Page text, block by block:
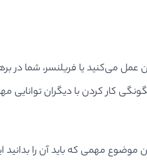
عمل می‌کنید یا فریلنسر، شما
کار کردن با دیگران توانایی
مهمی که باید آن را بدانید